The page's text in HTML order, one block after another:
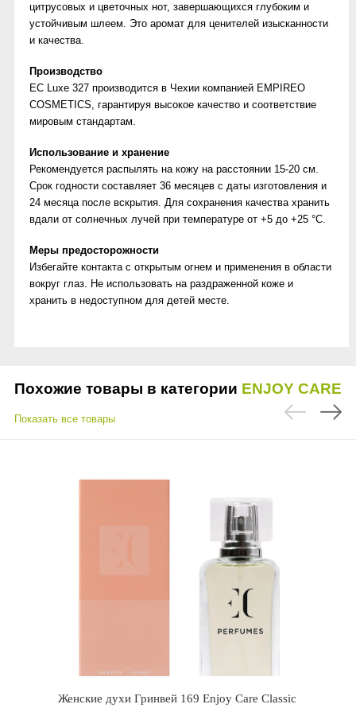
цитрусовых и цветочных нот, завершающихся глубоким и
устойчивым шлеем. Это аромат для ценителей изысканности
и качества.
Производство
EC Luxe 327 производится в Чехии компанией EMPIREO
COSMETICS, гарантируя высокое качество и соответствие
мировым стандартам.
Использование и хранение
Рекомендуется распылять на кожу на расстоянии 15-20 см.
Срок годности составляет 36 месяцев с даты изготовления и
24 месяца после вскрытия. Для сохранения качества хранить
вдали от солнечных лучей при температуре от +5 до +25 °С.
Меры предосторожности
Избегайте контакта с открытым огнем и применения в области
вокруг глаз. Не использовать на раздраженной коже и
хранить в недоступном для детей месте.
Похожие товары в категории ENJOY CARE
Показать все товары
Женские духи Гринвей 169 Enjoy Care Classic